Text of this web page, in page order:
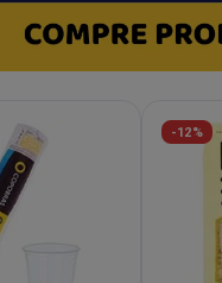
-12%